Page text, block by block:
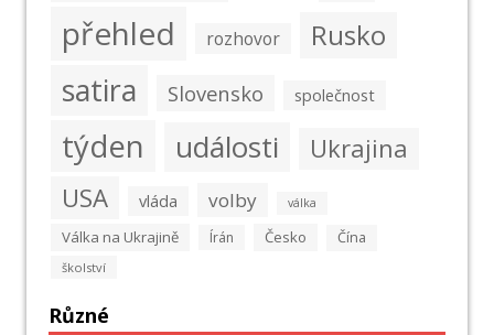
přehled rozhovor Rusko
satira Slovensko společnost
týden události Ukrajina
USA vláda volby válka
Válka na Ukrajině Írán Česko Čína
školství
Různé